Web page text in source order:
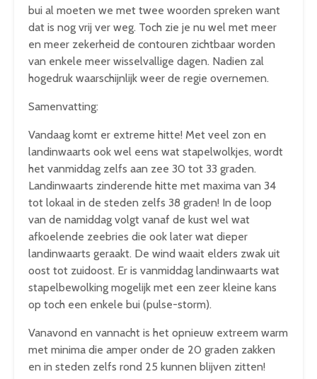
bui al moeten we met twee woorden spreken want
dat is nog vrij ver weg. Toch zie je nu wel met meer
en meer zekerheid de contouren zichtbaar worden
van enkele meer wisselvallige dagen. Nadien zal
hogedruk waarschijnlijk weer de regie overnemen.
Samenvatting:
Vandaag komt er extreme hitte! Met veel zon en
landinwaarts ook wel eens wat stapelwolkjes, wordt
het vanmiddag zelfs aan zee 30 tot 33 graden.
Landinwaarts zinderende hitte met maxima van 34
tot lokaal in de steden zelfs 38 graden! In de loop
van de namiddag volgt vanaf de kust wel wat
afkoelende zeebries die ook later wat dieper
landinwaarts geraakt. De wind waait elders zwak uit
oost tot zuidoost. Er is vanmiddag landinwaarts wat
stapelbewolking mogelijk met een zeer kleine kans
op toch een enkele bui (pulse-storm).
Vanavond en vannacht is het opnieuw extreem warm
met minima die amper onder de 20 graden zakken
en in steden zelfs rond 25 kunnen blijven zitten!